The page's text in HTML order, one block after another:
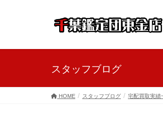
スタッフブログ
HOME スタッフブログ 宅配買取実績